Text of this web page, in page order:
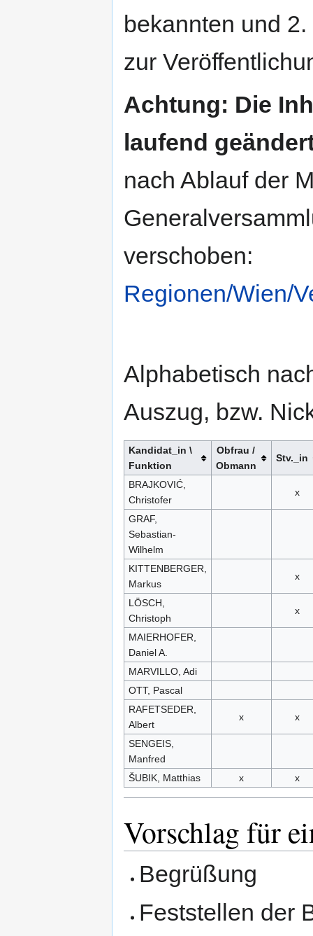
bekannten und
zur
Achtung: Die
laufend
nach Ablauf der
verschoben:
Regionen/Wien/
Alphabetisch
Auszug, bzw.
Kandidat_in \
Funktion
Obfrau /
Obmann
Stv._in
BRAJKOVIĆ,
Christofer
x
GRAF,
Sebastian-
Wilhelm
KITTENBERGER,
Markus
x
LÖSCH,
Christoph
x
MAIERHOFER,
Daniel A.
MARVILLO, Adi
OTT, Pascal
RAFETSEDER,
Albert
x x
SENGEIS,
Manfred
ŠUBIK, Matthias
x x
Vorschlag für
Begrüßung
Feststellen der